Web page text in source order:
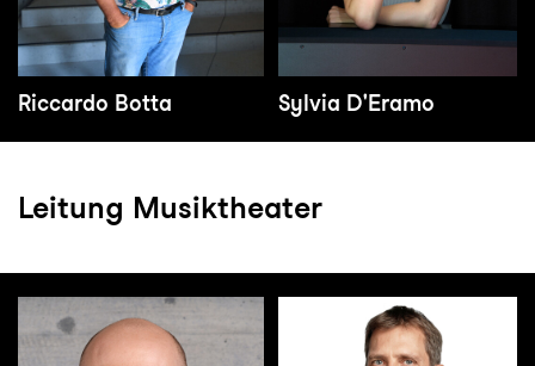
Riccardo Botta Sylvia D'Eramo
Leitung Musiktheater